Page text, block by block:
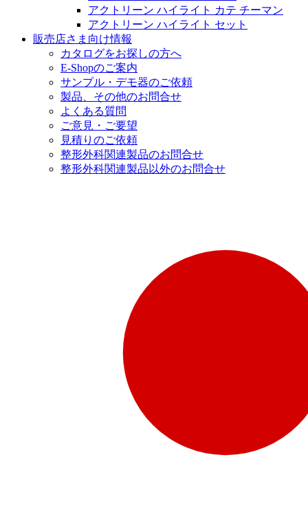
アクトリーン ハイライト カテ チーマン
アクトリーン ハイライト セット
販売店さま向け情報
カタログをお探しの方へ
E-Shopのご案内
サンプル・デモ器のご依頼
製品、その他のお問合せ
よくある質問
ご意見・ご要望
見積りのご依頼
整形外科関連製品のお問合せ
整形外科関連製品以外のお問合せ